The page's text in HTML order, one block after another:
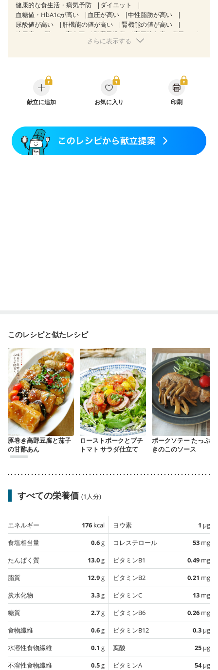
健康的な食生活・病気予防
ダイエット
血糖値・HbA1cが高い
血圧が高い
中性脂肪が高い
尿酸値が高い
肝機能の値が高い
腎機能の値が高い
糖尿病（2型）
高血圧 脂質異常症
高尿酸血症（痛風）
心臓弁膜症 心不全
乳がん（抗がん剤治療中）
乳がん（ホルモン療法中）
乳がん（放射線治療中）
乳がん治療を終えた方・経過観察中の方など
食欲がない
ニキビ・肌荒れ
さらに表示する
献立に追加 お気に入り 印刷
このレシピと似たレシピ
豚巻き高野豆腐と茄子
の甘酢あん
ローストポークとプチ
トマト サラダ仕立て
ポークソテー たっぷり
きのこのソース
すべての栄養価 (1人分)
エネルギー 176 kcal
食塩相当量
0.6g
たんぱく質
13.0g
脂質
12.9g
炭水化物
3.3g
糖質
2.7g
食物繊維
0.6g
水溶性食物繊維
0.1 g
不溶性食物繊維
0.5g
ヨウ素 1 µg
コレステロール
53 mg
ビタミンB1
0.49 mg
ビタミンB2
0.21 mg
ビタミンC
13 mg
ビタミンB6
0.26 mg
ビタミンB12
0.3 µg
葉酸
25 µg
ビタミンA
54µg